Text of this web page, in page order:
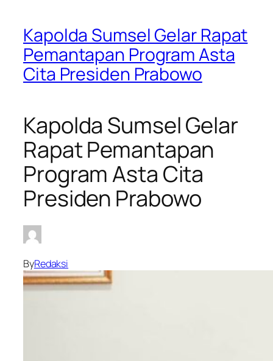
Kapolda Sumsel Gelar Rapat
Pemantapan Program Asta
Cita Presiden Prabowo
Kapolda Sumsel Gelar
Rapat Pemantapan
Program Asta Cita
Presiden Prabowo
ByRedaksi